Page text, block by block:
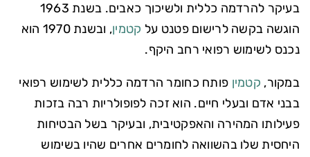
בעיקר להרדמה כללית ולשיכוך כאבים. בשנת 1963
הוגשה בקשה לרישום פטנט על קטמין
, ובשנת 1970 הוא
נכנס לשימוש רפואי רחב היקף.
במקור, קטמין פותח כחומר הרדמה כללית לשימוש רפואי
בבני אדם ובעלי חיים. הוא זכה לפופולריות רבה בזכות
פעילותו המהירה והאפקטיבית, ובעיקר בשל הבטיחות
היחסית שלו בהשוואה לחומרים אחרים שהיו בשימוש